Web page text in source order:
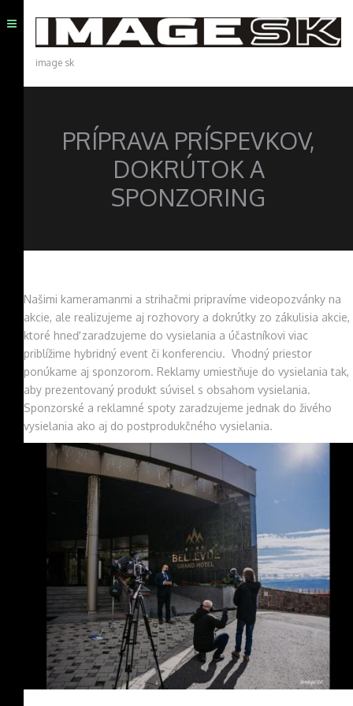
image sk
PRÍPRAVA PRÍSPEVKOV,
DOKRÚTOK A
SPONZORING
Našimi kameramanmi a strihačmi pripravíme videopozvánky na
akcie, ale realizujeme aj rozhovory a dokrútky zo zákulisia akcie,
ktoré hneď zaradzujeme do vysielania a účastníkovi viac
priblížime hybridný event či konferenciu. Vhodný priestor
ponúkame aj sponzorom. Reklamy umiestňuje do vysielania tak,
aby prezentovaný produkt súvisel s obsahom vysielania.
Sponzorské a reklamné spoty zaradzujeme jednak do živého
vysielania ako aj do postprodukčného vysielania.
Image